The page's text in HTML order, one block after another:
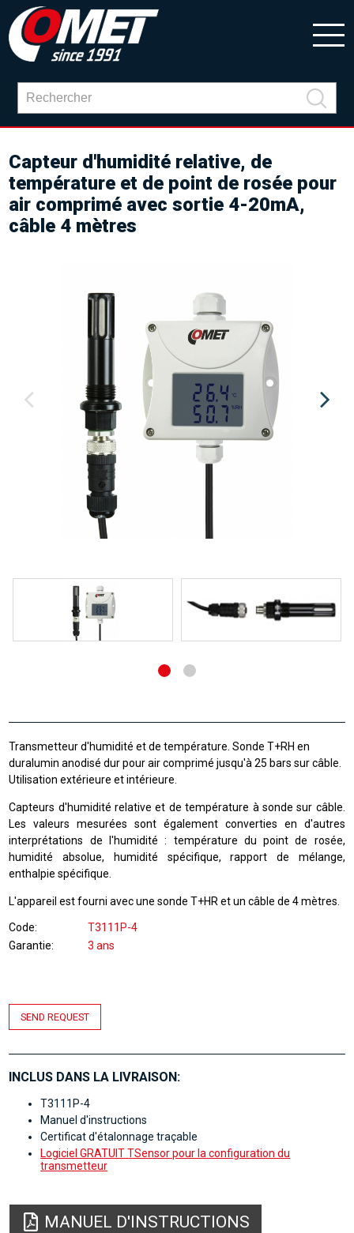
Capteur d'humidité relative, de
température et de point de rosée pour
air comprimé avec sortie 4-20mA,
câble 4 mètres
Transmetteur d'humidité et de température. Sonde T+RH en
duralumin anodisé dur pour air comprimé jusqu'à 25 bars sur câble.
Utilisation extérieure et intérieure.
Capteurs d'humidité relative et de température à sonde sur câble.
Les valeurs mesurées sont également converties en d'autres
interprétations de l'humidité : température du point de rosée,
humidité absolue, humidité spécifique, rapport de mélange,
enthalpie spécifique.
L'appareil est fourni avec une sonde T+HR et un câble de 4 mètres.
Code
T3111P-4
Garantie
3 ans
SEND REQUEST
INCLUS DANS LA LIVRAISON:
T3111P-4
Manuel d'instructions
Certificat d'étalonnage traçable
Logiciel GRATUIT TSensor pour la configuration du
transmetteur
MANUEL D'INSTRUCTIONS